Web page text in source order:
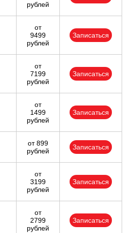
рублей
от
9499
рублей
Записаться
от
7199
рублей
Записаться
от
1499
рублей
Записаться
от 899
рублей
Записаться
от
3199
рублей
Записаться
от
2799
рублей
Записаться